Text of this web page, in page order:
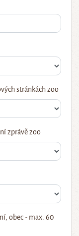
stránkách zoo
zprávě zoo
obec - max. 60